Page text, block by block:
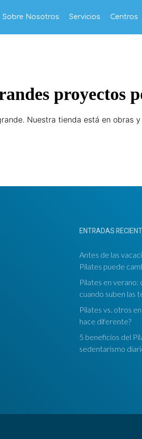
Sobre Nosotros Servicios Centros
proyectos
Nuestra tienda está en obras
ENTRADAS
Antes de las
Pilates puede
Pilates en
cuando suben las
Pilates vs. otros
hace diferente?
5 beneficios del
sedentarismo